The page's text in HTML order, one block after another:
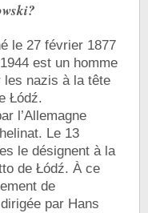
le 27 février 1877
est un homme
les nazis à la tête
Łódź.
l’Allemagne
Le 13
le désignent à la
de Łódź. À ce
de
par Hans